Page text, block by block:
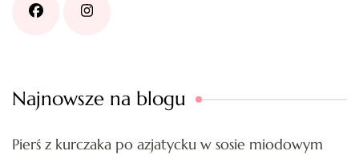
Najnowsze na blogu
Pierś z kurczaka po azjatycku w sosie miodowym